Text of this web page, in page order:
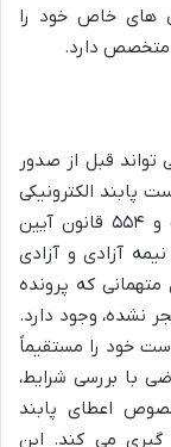
های خاص خود را
متخصص دارد.
قبل از صدور
پابند الکترونیکی
دهد؟ پاسخ مثبت است. بر اساس مواد ۵۵۳ و ۵۵۴ قانون آیین
آزادی و آزادی
که پرونده
نشده، وجود دارد.
خود را مستقیماً
با بررسی شرایط،
اعطای پابند
گیری می کند. این